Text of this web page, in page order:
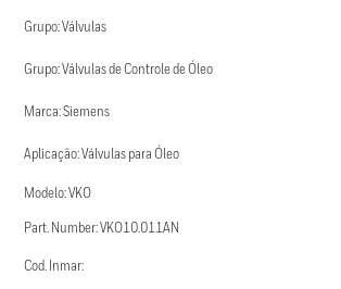
Grupo: Válvulas
Grupo: Válvulas de Controle de Óleo
Marca: Siemens
Aplicação: Válvulas para Óleo
Modelo: VKO
Part. Number: VKO10.011AN
Cod. Inmar: